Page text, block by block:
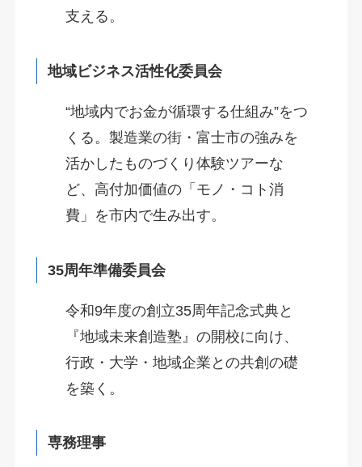
支える。
地域ビジネス活性化委員会
“地域内でお金が循環する仕組み”をつ
くる。製造業の街・富士市の強みを
活かしたものづくり体験ツアーな
ど、高付加価値の「モノ・コト消
費」を市内で生み出す。
35周年準備委員会
令和9年度の創立35周年記念式典と
『地域未来創造塾』の開校に向け、
行政・大学・地域企業との共創の礎
を築く。
専務理事